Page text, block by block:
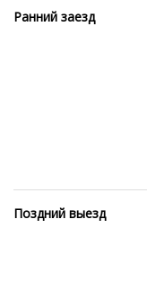
Ранний заезд
Поздний выезд